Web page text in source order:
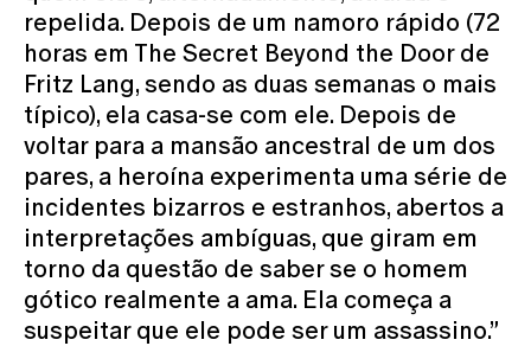
repelida. Depois de um namoro rápido (72
horas em The Secret Beyond the Door de
Fritz Lang, sendo as duas semanas o mais
típico), ela casa-se com ele. Depois de
voltar para a mansão ancestral de um dos
pares, a heroína experimenta uma série de
incidentes bizarros e estranhos, abertos a
interpretações ambíguas, que giram em
torno da questão de saber se o homem
gótico realmente a ama. Ela começa a
suspeitar que ele pode ser um assassino.”